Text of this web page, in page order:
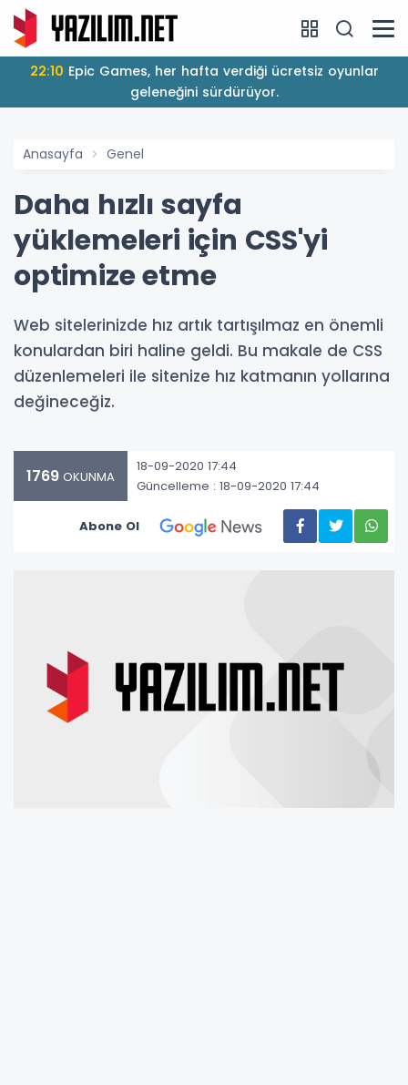
22:10
geleneğini sürdürüyor.
Anasayfa Genel
Daha hızlı sayfa
yüklemeleri için CSS'yi
optimize etme
Web sitelerinizde hız artık tartışılmaz en önemli
konulardan biri haline geldi. Bu makale de CSS
düzenlemeleri ile sitenize hız katmanın yollarına
değineceğiz.
1769 OKUNMA
18-09-2020 17:44
Güncelleme : 18-09-2020 17:44
Abone Ol